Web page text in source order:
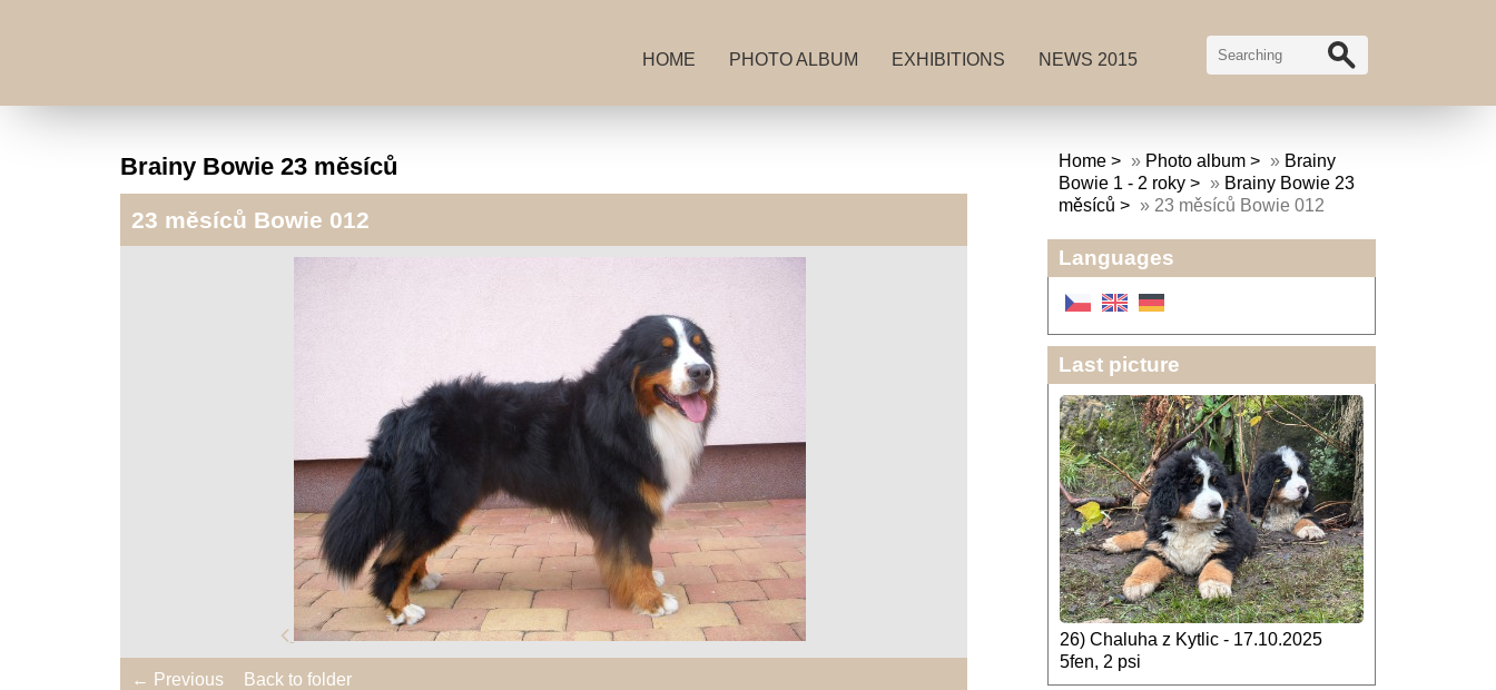
HOME PHOTO ALBUM EXHIBITIONS NEWS 2015
Brainy Bowie 23 měsíců
23 měsíců Bowie 012
← Previous Back to folder
Home » Photo album » Brainy
Bowie 1 - 2 roky
» Brainy Bowie 23
měsíců
» 23 měsíců Bowie 012
Languages
Last picture
26) Chaluha z Kytlic - 17.10.2025
5fen, 2 psi